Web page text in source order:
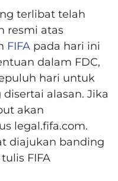
terlibat telah
resmi atas
FIFA pada hari ini
dalam FDC,
hari untuk
alasan. Jika
akan
legal.fifa.com.
diajukan banding
FIFA